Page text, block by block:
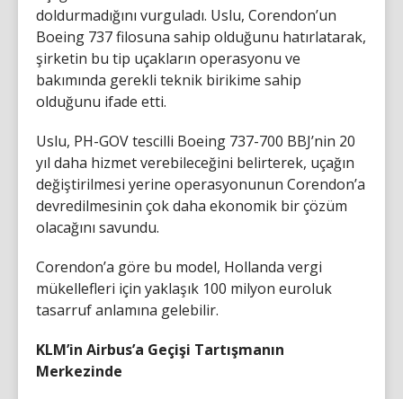
doldurmadığını vurguladı. Uslu, Corendon’un
Boeing 737 filosuna sahip olduğunu hatırlatarak,
şirketin bu tip uçakların operasyonu ve
bakımında gerekli teknik birikime sahip
olduğunu ifade etti.
Uslu, PH-GOV tescilli Boeing 737-700 BBJ’nin 20
yıl daha hizmet verebileceğini belirterek, uçağın
değiştirilmesi yerine operasyonunun Corendon’a
devredilmesinin çok daha ekonomik bir çözüm
olacağını savundu.
Corendon’a göre bu model, Hollanda vergi
mükellefleri için yaklaşık 100 milyon euroluk
tasarruf anlamına gelebilir.
KLM’in Airbus’a Geçişi Tartışmanın
Merkezinde